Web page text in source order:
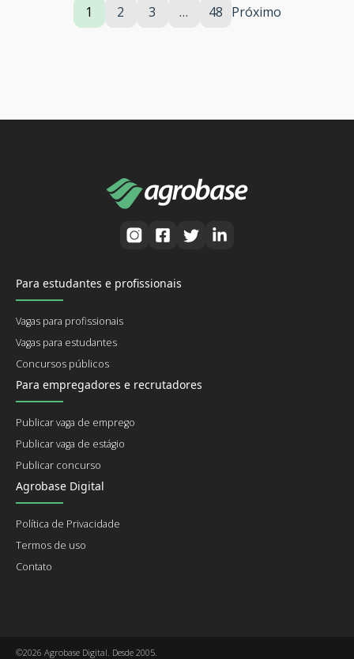
1 2 3 … 48 Próximo
Para estudantes e profissionais
Vagas para profissionais
Vagas para estudantes
Concursos públicos
Para empregadores e recrutadores
Publicar vaga de emprego
Publicar vaga de estágio
Publicar concurso
Agrobase Digital
Política de Privacidade
Termos de uso
Contato
©2026 Agrobase Digital. Desde 2005.